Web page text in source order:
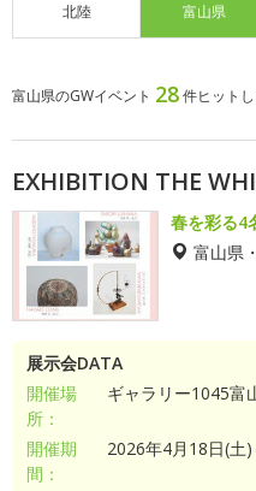
北陸 富山県
富山県のGWイベント 28件ヒット
EXHIBITION THE
春を彩る4
富山県
展示会DATA
開催場
所：
ギャラリー1045富
開催期
間：
2026年4月18日(土